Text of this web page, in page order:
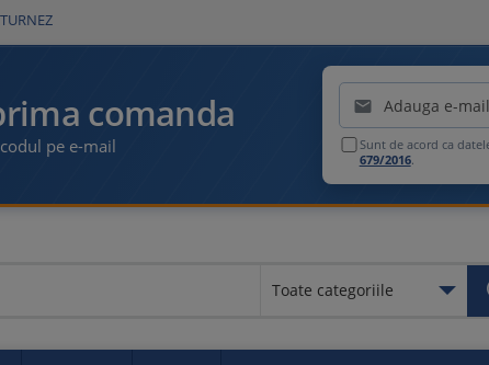
comanda
pe e-mail

Sunt de acord ca
679/2016.
Toate categoriile
Toate categoriile
Educationale
Legislatia muncii
Contabilitate
Fiscalitate
GDPR
Idei de afaceri
Resurse umane
Securitate si Sanatate in
Carti utile
Sanatate
Administratie publica
Carti de parenting
Carti despre sport
Taxe si impozite